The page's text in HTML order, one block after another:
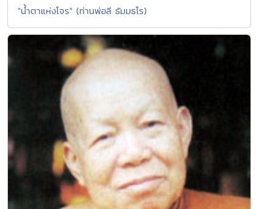
"น้ำตาแห่งโจร" (ท่านพ่อลี ธัมมธโร)